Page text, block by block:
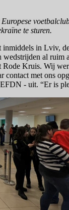
te sturen.
in Lviv,
al
Kruis. Wij
contact met ons
- uit. “Er is